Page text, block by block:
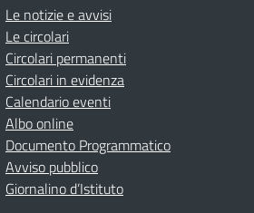
Le notizie e avvisi
Le circolari
Circolari permanenti
Circolari in evidenza
Calendario eventi
Albo online
Documento Programmatico
Avviso pubblico
Giornalino d’Istituto